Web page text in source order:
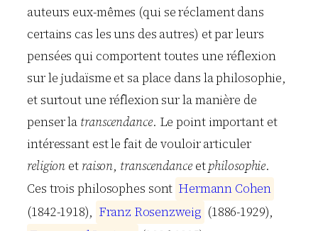
auteurs eux-mêmes (qui se réclament dans
certains cas les uns des autres) et par leurs
pensées qui comportent toutes une réflexion
sur le judaïsme et sa place dans la philosophie,
et surtout une réflexion sur la manière de
penser la transcendance. Le point important et
intéressant est le fait de vouloir articuler
religion et raison, transcendanceetphilosophie.
Ces trois philosophes sont Hermann Cohen
(1842-1918), Franz Rosenzweig (1886-1929),